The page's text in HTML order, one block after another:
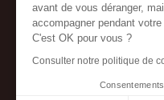
avant de vous déranger,
accompagner pendant votre
C'est OK pour vous ?
Consulter notre politique de
Foire